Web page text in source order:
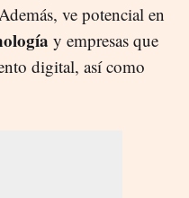
ve potencial en
y empresas que
digital, así como